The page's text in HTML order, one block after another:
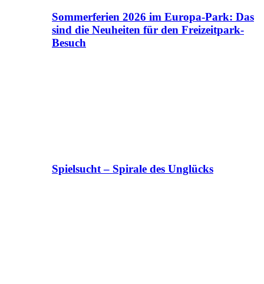
Sommerferien 2026 im Europa-Park: Das
sind die Neuheiten für den Freizeitpark-
Besuch
Spielsucht – Spirale des Unglücks